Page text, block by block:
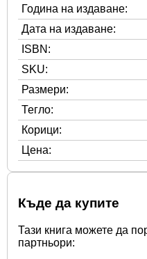
Година на издаване:
Дата на издаване:
ISBN:
SKU:
Размери:
Тегло:
Корици:
Цена:
Къде да купите
Тази книга можете да
партньори: